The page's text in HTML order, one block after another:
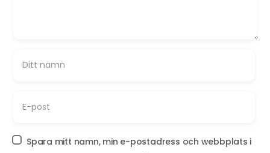
Spara mitt namn, min e-postadress och webbplats i